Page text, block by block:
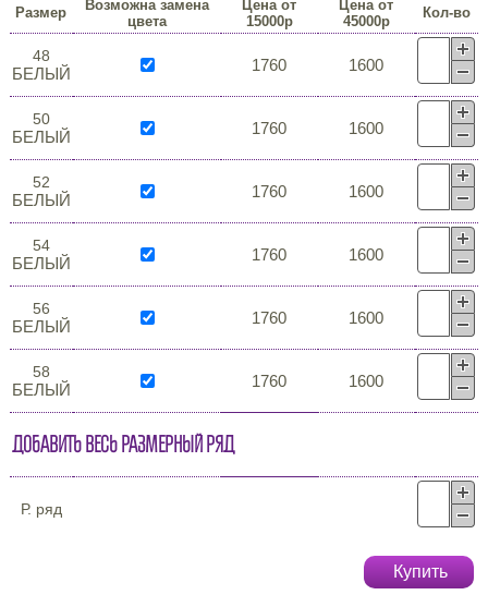
Размер
Возможна замена
цвета
Цена от
15000р
Цена от
45000р
Кол-во
48
БЕЛЫЙ 1760 1600
50
БЕЛЫЙ 1760 1600
52
БЕЛЫЙ 1760 1600
54
БЕЛЫЙ 1760 1600
56
БЕЛЫЙ 1760 1600
58
БЕЛЫЙ 1760 1600
Добавить весь размерный ряд
Р. ряд
Купить